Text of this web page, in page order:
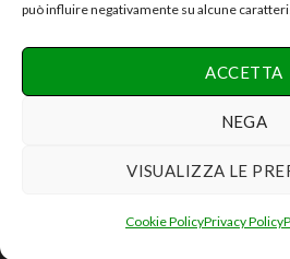
può influire negativamente su alcune
ACCETTA
NEGA
VISUALIZZA LE
Cookie PolicyPrivacy Policy
Copyright 2026 ©Cuore Verde
riservati
Realizzazione Networx Internet
DESIGN by